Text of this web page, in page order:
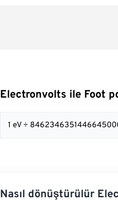
Electronvolts ile Foot
1 eV ÷
Nasıl dönüştürülür